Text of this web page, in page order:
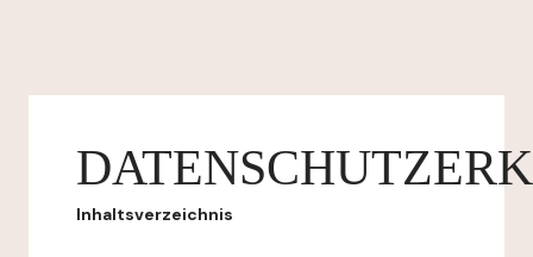
Inhaltsverzeichnis